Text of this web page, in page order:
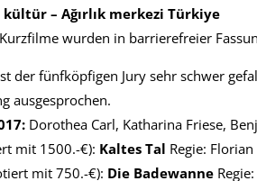
kültür – Ağırlık merkezi Türkiye
wurden in barrierefreier
der fünfköpfigen Jury sehr schwer
ausgesprochen.
Dorothea Carl, Katharina Friese,
mit 1500.-€): Kaltes Tal Regie:
mit 750.-€): Die Badewanne